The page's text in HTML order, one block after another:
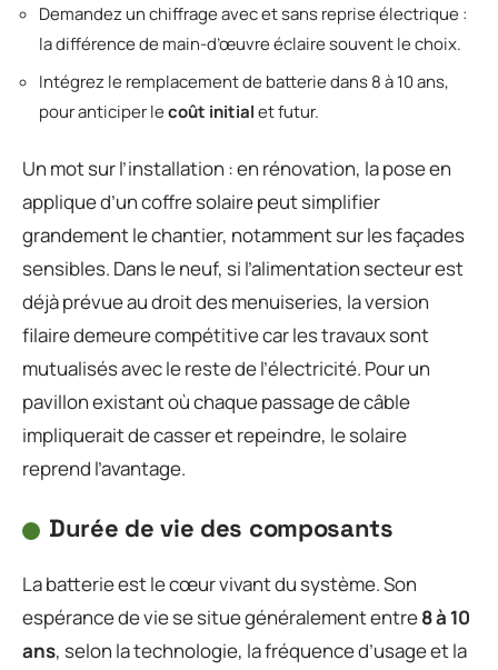
Demandez un chiffrage avec et sans reprise électrique :
la différence de main-d’œuvre éclaire souvent le choix.
Intégrez le remplacement de batterie dans 8 à 10 ans,
pour anticiper lecoût initialet futur.
Un mot sur l’installation : en rénovation, la pose en
applique d’un coffre solaire peut simplifier
grandement le chantier, notamment sur les façades
sensibles. Dans le neuf, si l’alimentation secteur est
déjà prévue au droit des menuiseries, la version
filaire demeure compétitive car les travaux sont
mutualisés avec le reste de l’électricité. Pour un
pavillon existant où chaque passage de câble
impliquerait de casser et repeindre, le solaire
reprend l’avantage.
Durée de vie des composants
La batterie est le cœur vivant du système. Son
espérance de vie se situe généralement entre8 à 10
ans, selon la technologie, la fréquence d’usage et la